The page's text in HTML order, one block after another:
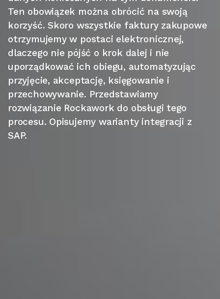
Ten obowiązek można obrócić na swoją
korzyść. Skoro wszystkie faktury zakupowe
otrzymujemy w postaci elektronicznej,
dlaczego nie pójść o krok dalej i nie
uporządkować ich obiegu, automatyzując
przyjęcie, akceptację, księgowanie i
przechowywanie. Przedstawiamy
rozwiązanie Rockawork do obsługi tego
procesu. Opisujemy warianty integracji z
SAP.